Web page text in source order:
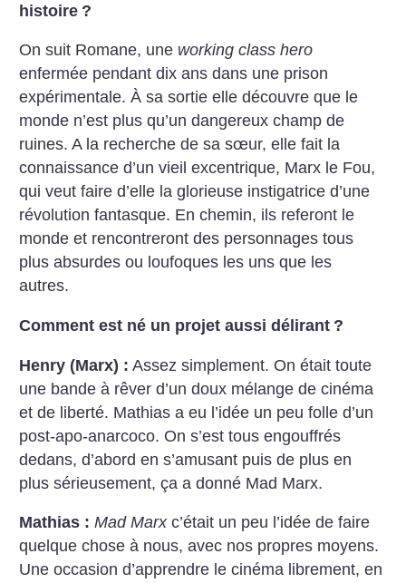
histoire ?
On suit Romane, une working class hero
enfermée pendant dix ans dans une prison
expérimentale. À sa sortie elle découvre que le
monde n’est plus qu’un dangereux champ de
ruines. A la recherche de sa sœur, elle fait la
connaissance d’un vieil excentrique, Marx le Fou,
qui veut faire d’elle la glorieuse instigatrice d’une
révolution fantasque. En chemin, ils referont le
monde et rencontreront des personnages tous
plus absurdes ou loufoques les uns que les
autres.
Comment est né un projet aussi délirant ?
Henry (Marx) : Assez simplement. On était toute
une bande à rêver d’un doux mélange de cinéma
et de liberté. Mathias a eu l’idée un peu folle d’un
post-apo-anarcoco. On s’est tous engouffrés
dedans, d’abord en s’amusant puis de plus en
plus sérieusement, ça a donné Mad Marx.
Mathias : Mad Marxc’était un peu l’idée de faire
quelque chose à nous, avec nos propres moyens.
Une occasion d’apprendre le cinéma librement, en